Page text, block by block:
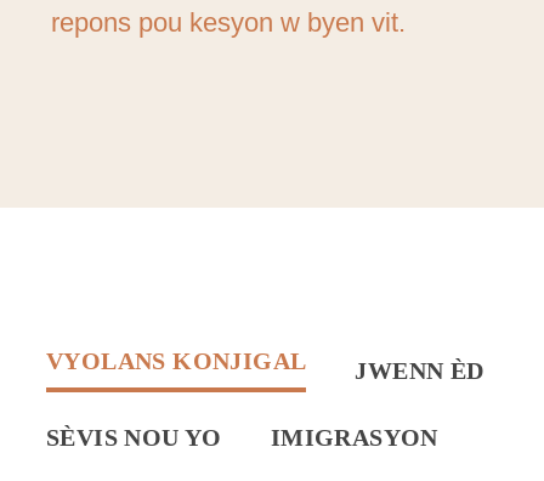
repons pou kesyon w byen vit.
VYOLANS KONJIGAL JWENN ÈD
SÈVIS NOU YO IMIGRASYON